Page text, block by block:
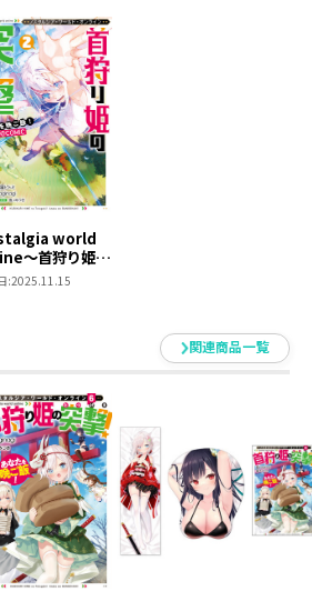
world
～首狩り姫の
あなたを晩
～@COMIC
:2025.11.15
関連商品一覧